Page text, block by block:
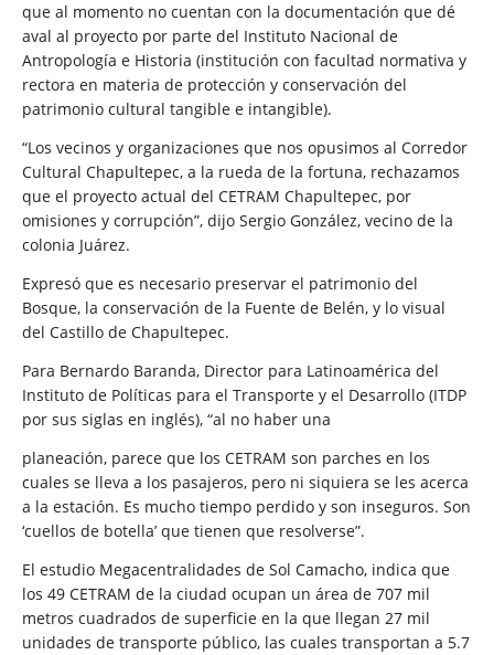
que al momento no cuentan con la documentación que dé
aval al proyecto por parte del Instituto Nacional de
Antropología e Historia (institución con facultad normativa y
rectora en materia de protección y conservación del
patrimonio cultural tangible e intangible).
“Los vecinos y organizaciones que nos opusimos al Corredor
Cultural Chapultepec, a la rueda de la fortuna, rechazamos
que el proyecto actual del CETRAM Chapultepec, por
omisiones y corrupción”, dijo Sergio González, vecino de la
colonia Juárez.
Expresó que es necesario preservar el patrimonio del
Bosque, la conservación de la Fuente de Belén, y lo visual
del Castillo de Chapultepec.
Para Bernardo Baranda, Director para Latinoamérica del
Instituto de Políticas para el Transporte y el Desarrollo (ITDP
por sus siglas en inglés), “al no haber una
planeación, parece que los CETRAM son parches en los
cuales se lleva a los pasajeros, pero ni siquiera se les acerca
a la estación. Es mucho tiempo perdido y son inseguros. Son
‘cuellos de botella’ que tienen que resolverse”.
El estudio Megacentralidades de Sol Camacho, indica que
los 49 CETRAM de la ciudad ocupan un área de 707 mil
metros cuadrados de superficie en la que llegan 27 mil
unidades de transporte público, las cuales transportan a 5.7